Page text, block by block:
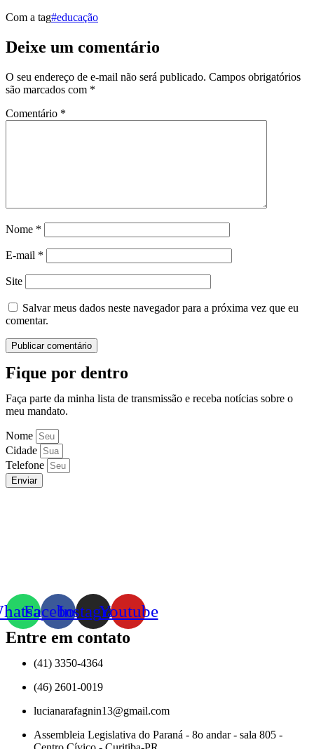
Com a tag#educação
Deixe um comentário
O seu endereço de e-mail não será publicado. Campos obrigatórios
são marcados com *
Comentário *
Nome *
E-mail *
Site
Salvar meus dados neste navegador para a próxima vez que eu
comentar.
Fique por dentro
Faça parte da minha lista de transmissão e receba notícias sobre o
meu mandato.
Nome
Cidade
Telefone
Enviar
FacebookInstagramYoutube
Entre em contato
(41) 3350-4364
(46) 2601-0019
lucianarafagnin13@gmail.com
Assembleia Legislativa do Paraná - 8o andar - sala 805 -